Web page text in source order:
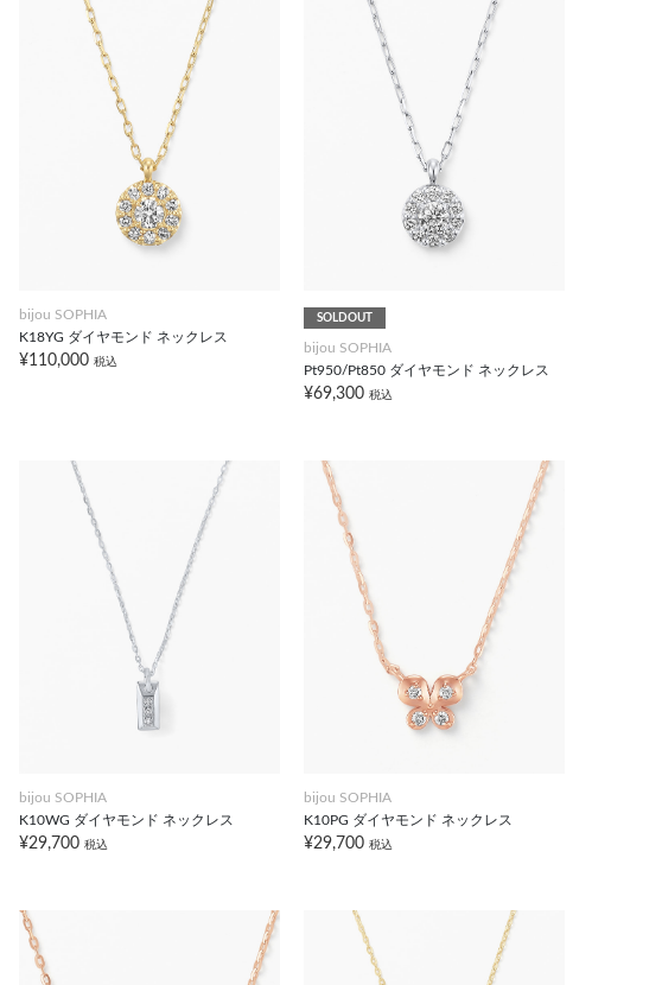
bijou SOPHIA
K18YG ダイヤモンド ネックレス
¥110,000 税込
SOLDOUT
bijou SOPHIA
Pt950/Pt850 ダイヤモンド ネックレス
¥69,300 税込
bijou SOPHIA
K10WG ダイヤモンド ネックレス
¥29,700 税込
bijou SOPHIA
K10PG ダイヤモンド ネックレス
¥29,700 税込